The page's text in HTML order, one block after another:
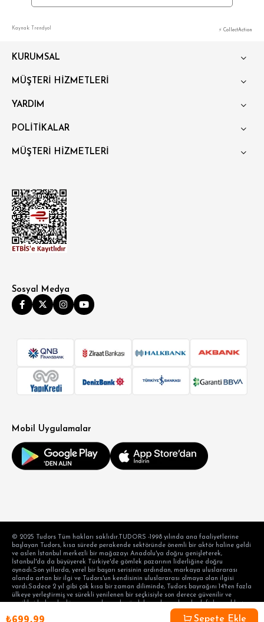
Kaynak: Trendyol ⚡ CollectAction
KURUMSAL
MÜŞTERİ HİZMETLERİ
YARDIM
POLİTİKALAR
MÜŞTERİ HİZMETLERİ
Sosyal Medya
Mobil Uygulamalar
© 2025 Tudors Tüm hakları saklıdır.TUDORS -1998 yılında ana faaliyetlerine
başlayan Tudors, kısa sürede perakende sektöründe önemli bir aktör haline geldi
ve aslen İstanbul merkezli bir mağazayı Anadolu'ya doğru genişleterek,
İstanbul'da da büyüyerek Türkiye'de gömlek pazarının liderliğine doğru
oynadı.Son yıllarda, yerel bir başarı serisinin ardından, markaya uluslararası
alanda artan bir ilgi ve Tudors'un kendisinin uluslararası olmaya olan ilgisi
vardı.Sadece 2 yıl gibi çok kısa bir zaman diliminde, Tudors bayrağını 14'ten fazla
ülkeye yerleştirmiş ve sürekli yenilenen bir seçkisiyle son derece güvenilir ve
yenilikçi kalarak, dünyanın en başarılı gömlek markası olma hedefiyle aralıksız
devam etmektedir. hedef tüketicinin taleplerini karşılama alışkanlığı ve modern
bir perakende anlayışı. Ayaydın Tekstil Turizm Sanayi Anonim Şirketi
₺699,99